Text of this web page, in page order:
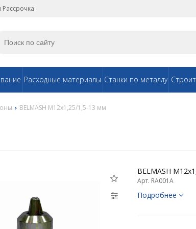
Рассрочка
Расходные материалы Станки по металлу
BELMASH М12х1,25/1,5-13 мм
BELMASH
Арт. RA001A
Подробнее